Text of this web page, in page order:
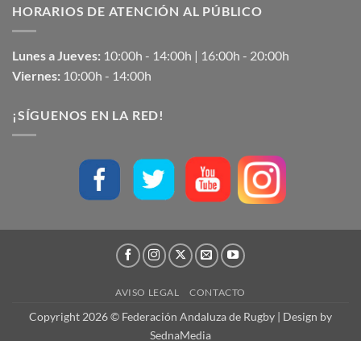
HORARIOS DE ATENCIÓN AL PÚBLICO
Lunes a Jueves: 10:00h - 14:00h | 16:00h - 20:00h
Viernes: 10:00h - 14:00h
¡SÍGUENOS EN LA RED!
AVISO LEGAL CONTACTO
Copyright 2026 © Federación Andaluza de Rugby | Design by
SednaMedia